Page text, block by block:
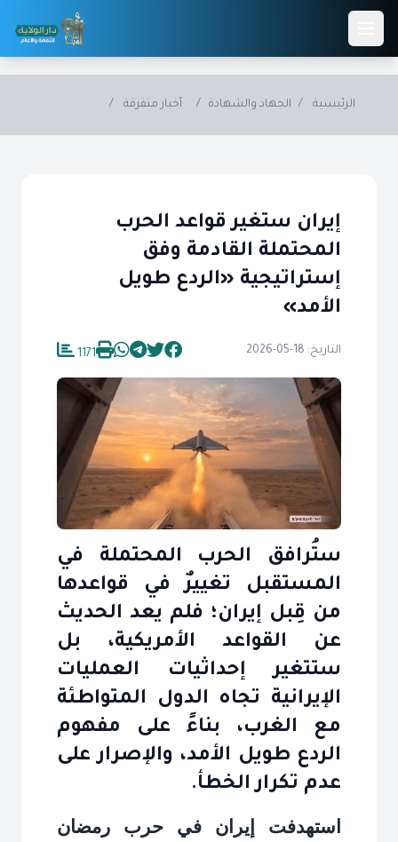
Skip to main content
الرئيسية / الجهاد والشهادة / أخبار متفرقة /
إيران ستغير قواعد الحرب
المحتملة القادمة وفق
إستراتيجية «الردع طويل
الأمد»
التاريخ: 18-05-2026 1171
ستُرافق الحرب المحتملة في
المستقبل تغييرٌ في قواعدها
من قِبل إيران؛ فلم يعد الحديث
عن القواعد الأمريكية، بل
ستتغير إحداثيات العمليات
الإيرانية تجاه الدول المتواطئة
مع الغرب، بناءً على مفهوم
الردع طويل الأمد، والإصرار على
عدم تكرار الخطأ.
استهدفت إيران في حرب رمضان